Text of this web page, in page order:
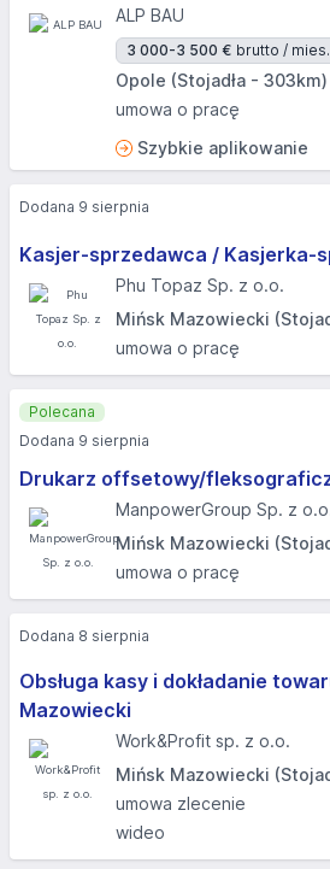
ALP BAU
3 000-3 500 € brutto / mies.
Opole (Stojadła - 303km)
umowa o pracę
Szybkie aplikowanie
Kasjer-sprzedawca / Kasjerka-
Phu Topaz Sp. z o.o.
Mińsk Mazowiecki
umowa o pracę
Dodana 9 sierpnia
Drukarz offsetowy/
ManpowerGroup Sp. z
Mińsk Mazowiecki
umowa o pracę
Polecana
Dodana 9 sierpnia
Obsługa kasy i dokładanie
Mazowiecki
Work&Profit sp. z o.o.
Mińsk Mazowiecki
umowa zlecenie
wideo
Dodana 8 sierpnia